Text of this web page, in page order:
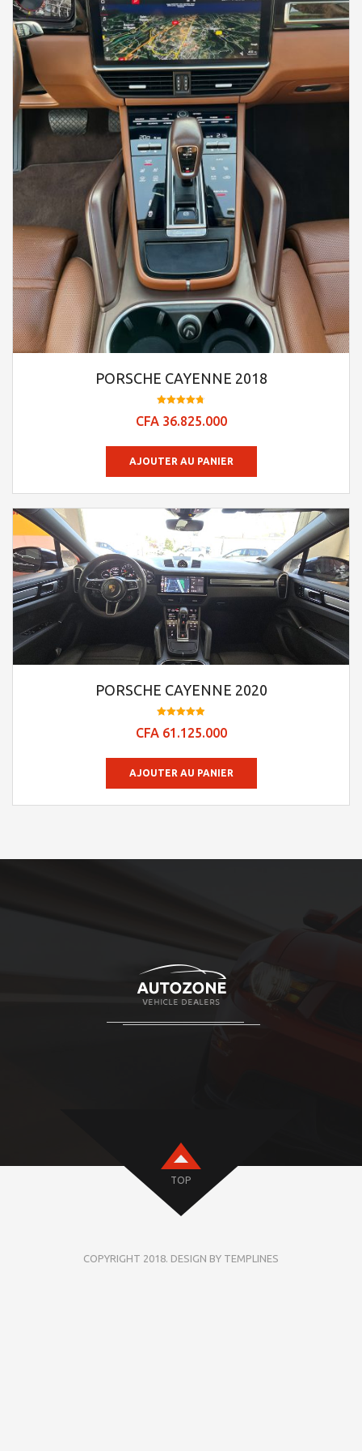
PORSCHE CAYENNE 2018
4.73
CFA36.825.000
AJOUTER AU PANIER
PORSCHE CAYENNE 2020
4.9
CFA61.125.000
AJOUTER AU PANIER
TOP
COPYRIGHT 2018. DESIGN BY TEMPLINES